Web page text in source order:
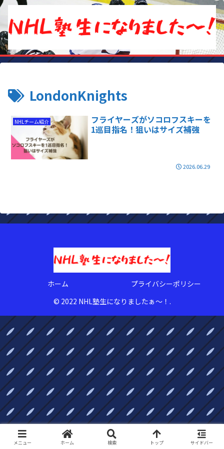
LondonKnights
NHLチーム紹介
フライヤーズがソコロフスキーを
1巡目指名！狙いはサイズ補強
2026.06.29
ホーム
プライバシーポリシー
© 2022 NHL塾生になりましたぁ〜！.
メニュー ホーム 検索 トップ サイドバー